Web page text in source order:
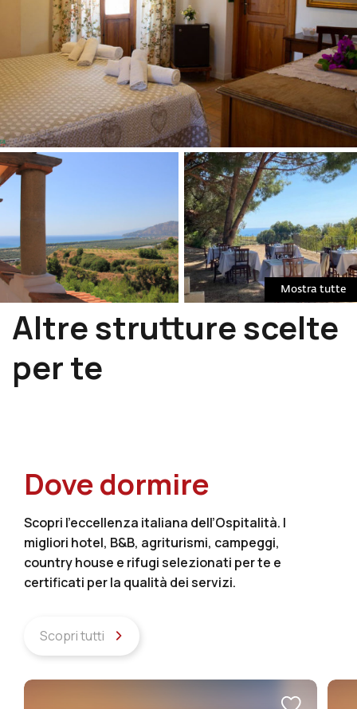
Mostra tutte
Altre strutture scelte
per te
Dove dormire
Scopri l’eccellenza italiana dell’Ospitalità. I
migliori hotel, B&B, agriturismi, campeggi,
country house e rifugi selezionati per te e
certificati per la qualità dei servizi.
Scopri tutti